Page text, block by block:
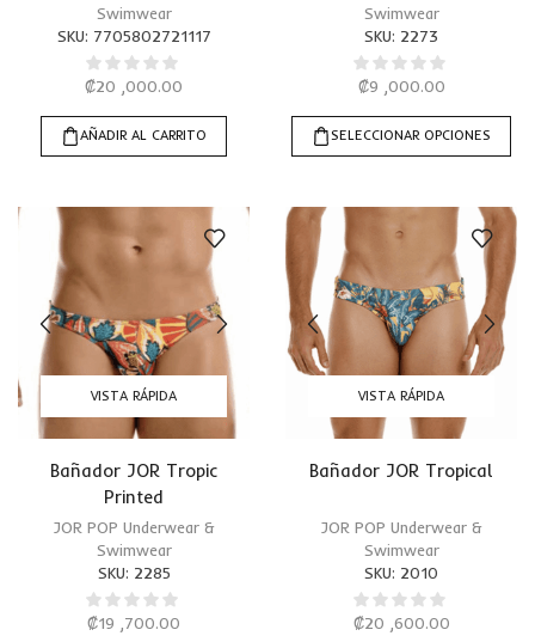
Swimwear
SKU: 7705802721117
₡20 ,000.00
AÑADIR AL CARRITO
Swimwear
SKU: 2273
₡9 ,000.00
SELECCIONAR OPCIONES
VISTA RÁPIDA
Bañador JOR Tropic
Printed
JOR POP Underwear &
Swimwear
SKU: 2285
₡19 ,700.00
VISTA RÁPIDA
Bañador JOR Tropical
JOR POP Underwear &
Swimwear
SKU: 2010
₡20 ,600.00